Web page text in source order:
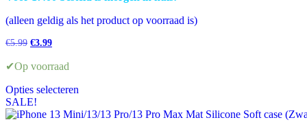
de
productpagina
(alleen geldig als het product op voorraad is)
€5.99 Oorspronkelijke
was:
€3.99Huidige
is:
✔Op voorraad
Opties selecteren
Dit
product
SALE!